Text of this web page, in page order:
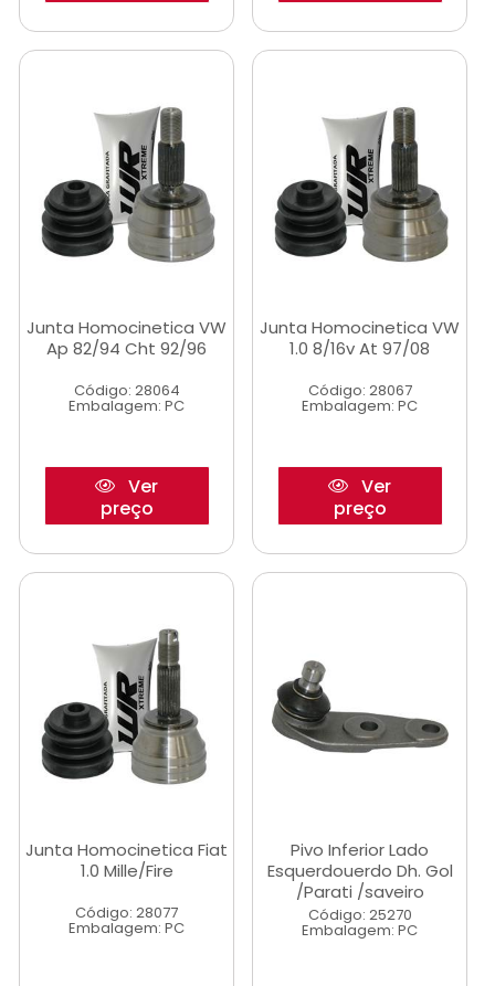
Junta Homocinetica VW
Ap 82/94 Cht 92/96
Código: 28064
Embalagem: PC
Ver
preço
Junta Homocinetica VW
1.0 8/16v At 97/08
Código: 28067
Embalagem: PC
Ver
preço
Junta Homocinetica Fiat
1.0 Mille/Fire
Código: 28077
Embalagem: PC
Pivo Inferior Lado
Esquerdouerdo Dh. Gol
/Parati /saveiro
Código: 25270
Embalagem: PC